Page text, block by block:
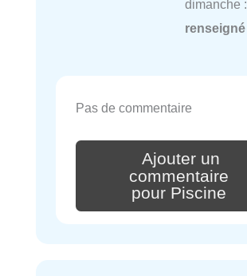
dimanche :
renseigné
Pas de commentaire
Ajouter un
commentaire
pour Piscine